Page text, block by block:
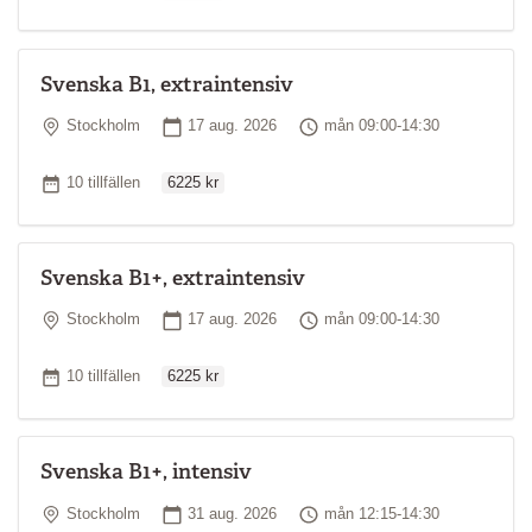
Svenska B1, extraintensiv
Plats
Stockholm Startdatum
17 aug. 2026 Tid
mån 09:00-14:30
Antal tillfällen
10 tillfällen 6225 kr
Svenska B1+, extraintensiv
Plats
Stockholm Startdatum
17 aug. 2026 Tid
mån 09:00-14:30
Antal tillfällen
10 tillfällen 6225 kr
Svenska B1+, intensiv
Plats
Stockholm Startdatum
31 aug. 2026 Tid
mån 12:15-14:30